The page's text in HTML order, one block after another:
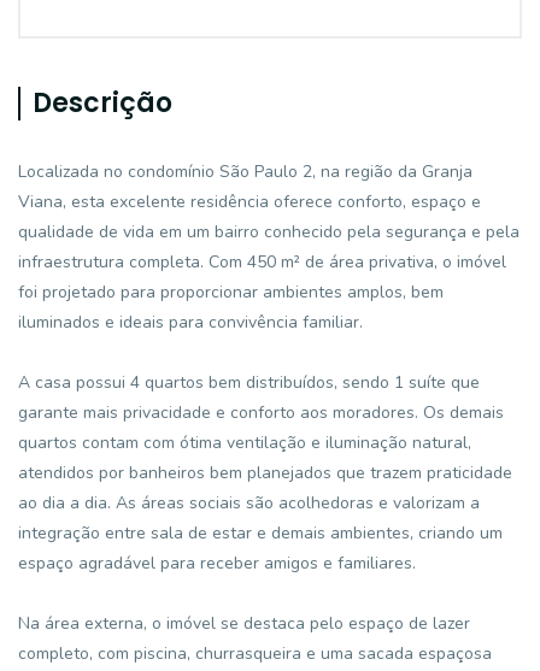
Descrição
Localizada no condomínio São Paulo 2, na região da Granja
Viana, esta excelente residência oferece conforto, espaço e
qualidade de vida em um bairro conhecido pela segurança e pela
infraestrutura completa. Com 450 m² de área privativa, o imóvel
foi projetado para proporcionar ambientes amplos, bem
iluminados e ideais para convivência familiar.
A casa possui 4 quartos bem distribuídos, sendo 1 suíte que
garante mais privacidade e conforto aos moradores. Os demais
quartos contam com ótima ventilação e iluminação natural,
atendidos por banheiros bem planejados que trazem praticidade
ao dia a dia. As áreas sociais são acolhedoras e valorizam a
integração entre sala de estar e demais ambientes, criando um
espaço agradável para receber amigos e familiares.
Na área externa, o imóvel se destaca pelo espaço de lazer
completo, com piscina, churrasqueira e uma sacada espaçosa